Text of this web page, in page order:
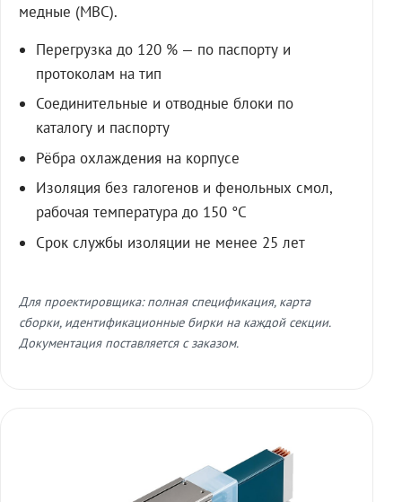
медные (МВС).
Перегрузка до 120 % — по паспорту и
протоколам на тип
Соединительные и отводные блоки по
каталогу и паспорту
Рёбра охлаждения на корпусе
Изоляция без галогенов и фенольных смол,
рабочая температура до 150 °C
Срок службы изоляции не менее 25 лет
Для проектировщика: полная спецификация, карта
сборки, идентификационные бирки на каждой секции.
Документация поставляется с заказом.